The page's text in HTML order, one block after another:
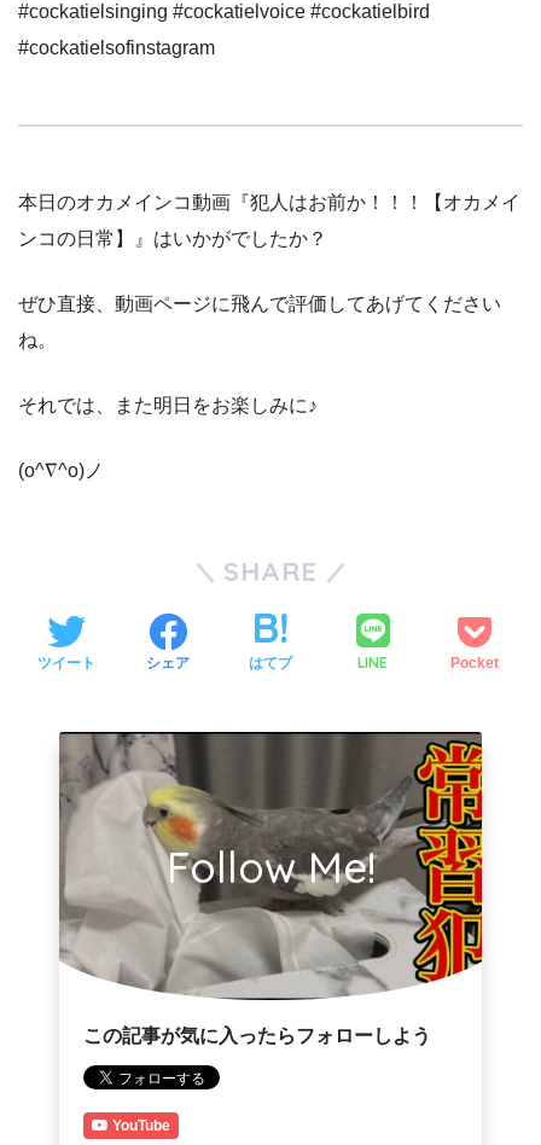
#cockatielsinging #cockatielvoice #cockatielbird
#cockatielsofinstagram
本日のオカメインコ動画『犯人はお前か！！！【オカメイ
ンコの日常】』はいかがでしたか？
ぜひ直接、動画ページに飛んで評価してあげてください
ね。
それでは、また明日をお楽しみに♪
(o^∇^o)ノ
SHARE
ツイート シェア はてブ LINE Pocket
Follow Me!
この記事が気に入ったらフォローしよう
YouTube